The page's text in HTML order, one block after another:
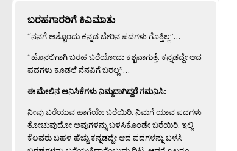
ಬರಹಗಾರರಿಗೆ ಕಿವಿಮಾತು
“ನನಗೆ ಅಶ್ಟೊಂದು ಕನ್ನಡ ಬೇರಿನ ಪದಗಳು ಗೊತ್ತಿಲ್ಲ”…
“ಹೊನಲಿಗಾಗಿ ಬರಹ ಬರೆಯೋದು ಕಶ್ಟವಾಗುತ್ತೆ. ಕನ್ನಡದ್ದೇ ಆದ
ಪದಗಳು ಕೂಡಲೆ ನೆನಪಿಗೆ ಬರಲ್ಲ”…
ಈ ಮೇಲಿನ ಅನಿಸಿಕೆಗಳು ನಿಮ್ಮದಾಗಿದ್ದರೆ ಗಮನಿಸಿ:
ನೀವು ಬರೆಯುವ ಹಾಗೆಯೇ ಬರೆಯಿರಿ. ನಿಮಗೆ ಯಾವ ಪದಗಳು
ತೋಚುವುದೋ ಅವುಗಳನ್ನು ಬಳಸಿಕೊಂಡೇ ಬರೆಯಿರಿ. ಇಲ್ಲಿ
ಕೆಲವರು ಬಹಳ ಹೆಚ್ಚು ಕನ್ನಡದ್ದೇ ಆದ ಪದಗಳನ್ನು ಬಳಸಿ